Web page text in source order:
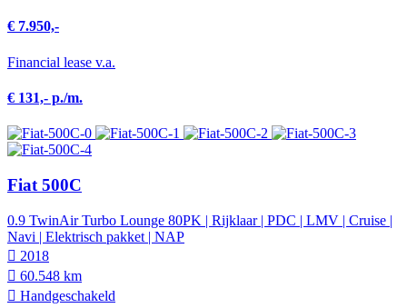
€ 7.950,-
Financial lease v.a.
€ 131,- p./m.
Fiat 500C
0.9 TwinAir Turbo Lounge 80PK | Rijklaar | PDC | LMV | Cruise |
Navi | Elektrisch pakket | NAP
2018
60.548 km
Hand­geschakeld